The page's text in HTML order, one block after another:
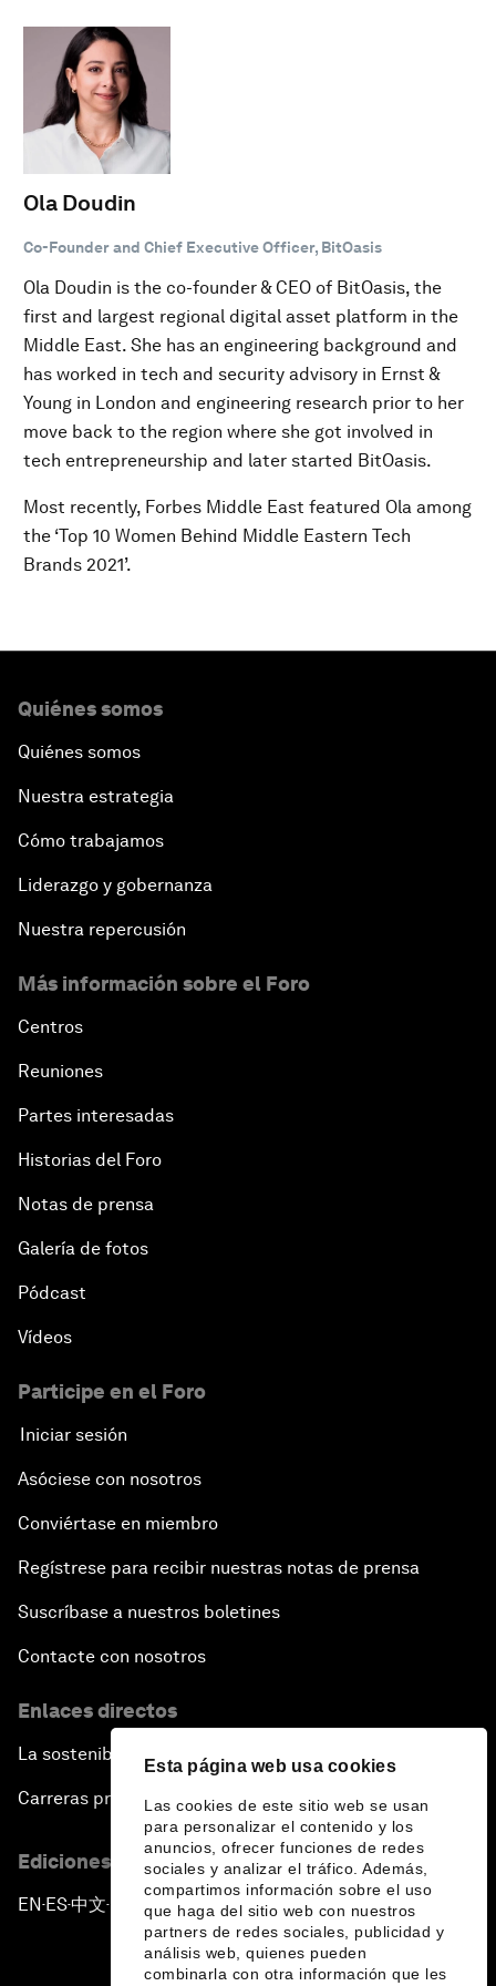
Esta página web usa cookies
Las cookies de este sitio web se usan
para personalizar el contenido y los
anuncios, ofrecer funciones de redes
sociales y analizar el tráfico. Además,
compartimos información sobre el uso
que haga del sitio web con nuestros
partners de redes sociales, publicidad y
análisis web, quienes pueden
combinarla con otra información que les
Ola Doudin
Co-Founder and Chief Executive Officer, BitOasis
Ola Doudin is the co-founder & CEO of BitOasis, the
first and largest regional digital asset platform in the
Middle East. She has an engineering background and
has worked in tech and security advisory in Ernst &
Young in London and engineering research prior to her
move back to the region where she got involved in
tech entrepreneurship and later started BitOasis.
Most recently, Forbes Middle East featured Ola among
the ‘Top 10 Women Behind Middle Eastern Tech
Brands 2021’.
Quiénes somos
Quiénes somos
Nuestra estrategia
Cómo trabajamos
Liderazgo y gobernanza
Nuestra repercusión
Más información sobre el Foro
Centros
Reuniones
Partes interesadas
Historias del Foro
Notas de prensa
Galería de fotos
Pódcast
Vídeos
Participe en el Foro
Iniciar sesión
Asóciese con nosotros
Conviértase en miembro
Regístrese para recibir nuestras notas de prensa
Suscríbase a nuestros boletines
Contacte con nosotros
Enlaces directos
La sostenibilidad en el Foro
Carreras profesionales
Ediciones en otros idiomas
EN ▪ES▪中文▪ 日本語